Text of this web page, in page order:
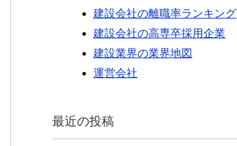
建設会社の離職率ランキング
建設会社の高専卒採用企業
建設業界の業界地図
運営会社
最近の投稿